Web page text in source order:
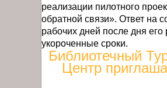
реализации пилотного
обратной связи». Ответ на
рабочих дней после дня
укороченные сроки.
Библиотечный
Центр